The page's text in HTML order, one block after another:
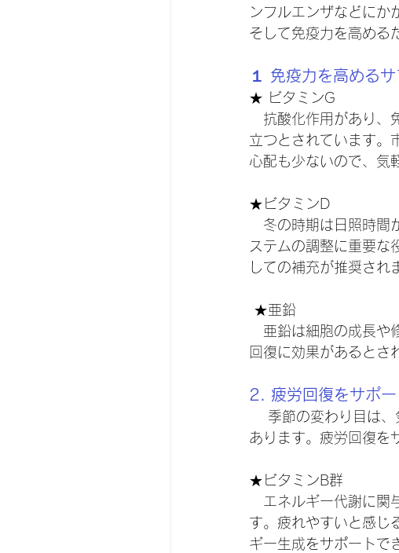
ンフルエンザなどにか
そして免疫力を高める
１ 免疫力を高める
★ ビタミンG
抗酸化作用があり、
立つとされています。
心配も少ないので、気
★ビタミンD
冬の時期は日照時間
ステムの調整に重要な
しての補充が推奨され
★亜鉛
亜鉛は細胞の成長や
回復に効果があるとさ
2. 疲労回復をサポ
あります。疲労回復を
★ビタミンB群
エネルギー代謝に関
す。疲れやすいと感じ
ギー生成をサポートで